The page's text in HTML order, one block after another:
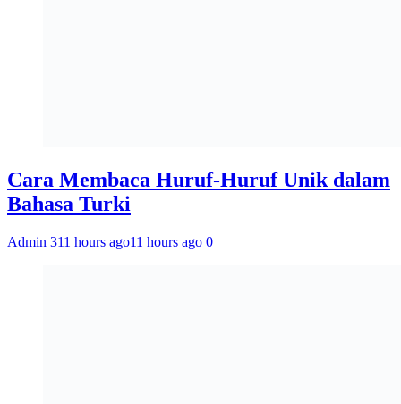
Cara Membaca Huruf-Huruf Unik dalam
Bahasa Turki
Admin 311 hours ago11 hours ago 0